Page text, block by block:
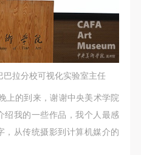
巴拉分校可视化实验室主任
上的到来，谢谢中央美术学院
绍我的一些作品，我个人最感
，从传统摄影到计算机媒介的
正确的使用活动中所涉
及配套设备、设施，若参
绘画工具、创作材料及配
、伤害他人及造成相应工
或损坏。参与活动者应
主动赔偿相应的经济损
人及美术馆将不承担人身
可使用协议
正确的使用活动中所涉
及配套设备、设施，若参
绘画工具、创作材料及配
、伤害他人及造成相应工
或损坏。参与活动者应
主动赔偿相应的经济损
人及美术馆将不承担人身
可使用协议
正确的使用活动中所涉
及配套设备、设施，若参
绘画工具、创作材料及配
、伤害他人及造成相应工
或损坏。参与活动者应
主动赔偿相应的经济损
人及美术馆将不承担人身
可使用协议